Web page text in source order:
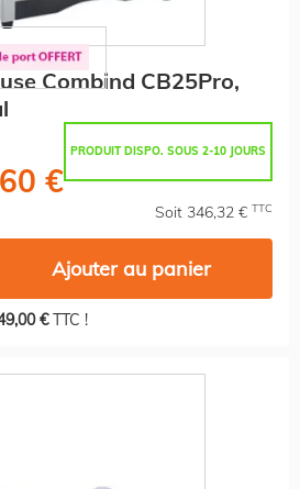
Combind CB25Pro,
PRODUIT DISPO. SOUS 2-10 JOURS
€
Soit 346,32 € TTC
Ajouter au panier
€TTC !